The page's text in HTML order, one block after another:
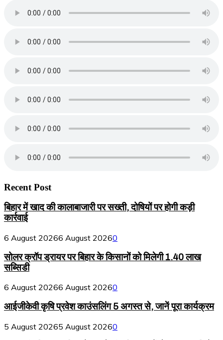
Recent Post
बिहार में खाद की कालाबाजारी पर सख्ती, दोषियों पर होगी कड़ी
कार्रवाई
6 August 20266 August 20260
सोलर क्रॉप ड्रायर पर बिहार के किसानों को मिलेगी 1.40 लाख
सब्सिडी
6 August 20266 August 20260
आईजीकेवी कृषि प्रवेश काउंसलिंग 5 अगस्त से, जानें पूरा कार्यक्रम
5 August 20265 August 20260